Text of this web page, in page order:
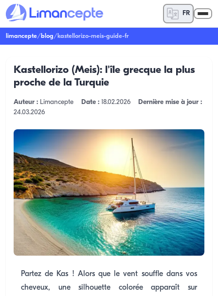
FR
limancepte/blog/kastellorizo-meis-guide-fr
Kastellorizo ​​(Meis): l'île grecque la plus
proche de la Turquie
Auteur : Limancepte Date : 18.02.2026
Dernière mise à jour :
24.03.2026
Partez de Kas ! Alors que le vent souffle dans vos
cheveux, une silhouette colorée apparaît sur